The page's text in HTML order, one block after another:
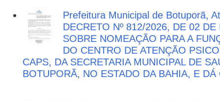
Prefeitura Municipal de Botuporã,
DECRETO Nº 812/2026, DE 02
SOBRE NOMEAÇÃO PARA A
DO CENTRO DE ATENÇÃO
CAPS, DA SECRETARIA MUNICIPAL DE
BOTUPORÃ, NO ESTADO DA BAHIA, E